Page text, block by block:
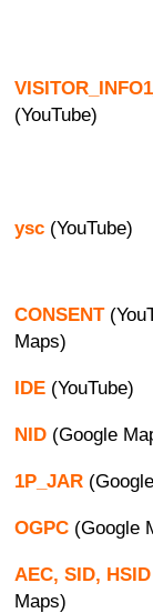
(YouTube)
ysc (YouTube)
CONSENT
Maps)
IDE (YouTube)
NID (Google
1P_JAR
OGPC (Google
AEC, SID, HSID
Maps)